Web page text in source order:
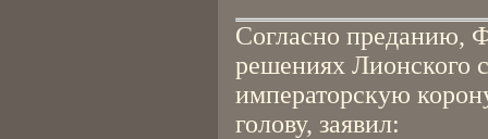
Согласно преданию,
решениях Лионского
императорскую
голову, заявил: